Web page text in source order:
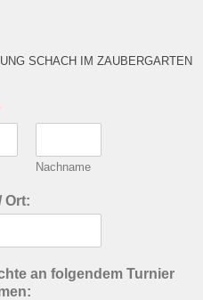
SCHACH IM ZAUBERGARTEN
Nachname
Ort:
an folgendem Turnier